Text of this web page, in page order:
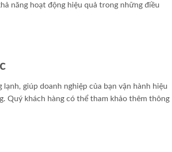
năng hoạt động hiệu quả trong những điều
giúp doanh nghiệp của bạn vận hành hiệu
Quý khách hàng có thể tham khảo thêm thông